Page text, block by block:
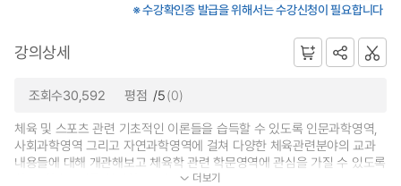
※ 수강확인증 발급을 위해서는 수강신청이 필요합니다
강의상세
조회수30,592 평점 /5(0)
체육 및 스포츠 관련 기초적인 이론들을 습득할 수 있도록 인문과학영역,
사회과학영역 그리고 자연과학영역에 걸쳐 다양한 체육관련분야의 교과
내용들에 대해 개관해보고 체육학 관련 학문영역에 관심을 가질 수 있도록
더보기